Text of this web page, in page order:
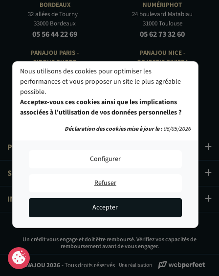
39,90 €
Ajouter au panier
BORDEAUX
32 allées de Tourny
33000 Bordeaux
05 56 44 22 69
PANAJOU PARIS -
CIRQUE PHOTO
9, bd des Filles-du-Calvaire
75003 Paris
01 40 29 91 91
PRODUITS
SERVICES
INFORMATIONS
NUMÉRIPHOT
24 boulevard Matabiau
31000 Toulouse
05 62 73 32 60
PANAJOU NICE -
OBJECTIF RIVIERA
24 Rue de l'Hôtel des Postes
06000 Nice
Un crédit vous engage et doit être remboursé. Vérifiez vos capacités de
remboursement avant de vous engager.
© PANAJOU 2026- Tous droits réservés Une réalisation
Nous utilisons des cookies pour optimiser les
performances et vous proposer un site le plus agréable
possible.
Acceptez-vous ces cookies ainsi que les implications
associées à l'utilisation de vos données personnelles ?
Configurer
Refuser
Accepter
Déclaration des cookies mise à jour le :06/05/2026